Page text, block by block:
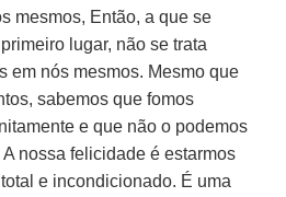
mesmos, Então, a que se
lugar, não se trata
em nós mesmos. Mesmo que
sabemos que fomos
e que não o podemos
nossa felicidade é estarmos
e incondicionado. É uma